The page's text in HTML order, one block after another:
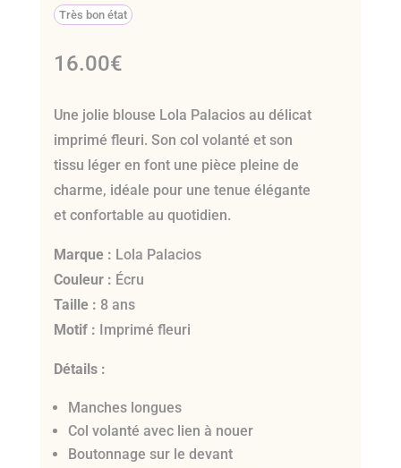
Très bon état
16.00€
Une jolie blouse Lola Palacios au délicat
imprimé fleuri. Son col volanté et son
tissu léger en font une pièce pleine de
charme, idéale pour une tenue élégante
et confortable au quotidien.
Marque : Lola Palacios
Couleur : Écru
Taille : 8 ans
Motif : Imprimé fleuri
Détails :
Manches longues
Col volanté avec lien à nouer
Boutonnage sur le devant